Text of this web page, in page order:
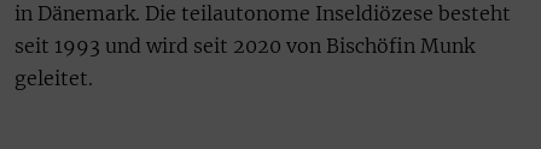
in Dänemark. Die teilautonome Inseldiözese besteht
seit 1993 und wird seit 2020 von Bischöfin Munk
geleitet.